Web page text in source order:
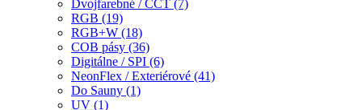
Dvojfarebné / CCT (7)
RGB (19)
RGB+W (18)
COB pásy (36)
Digitálne / SPI (6)
NeonFlex / Exteriérové (41)
Do Sauny (1)
UV (1)